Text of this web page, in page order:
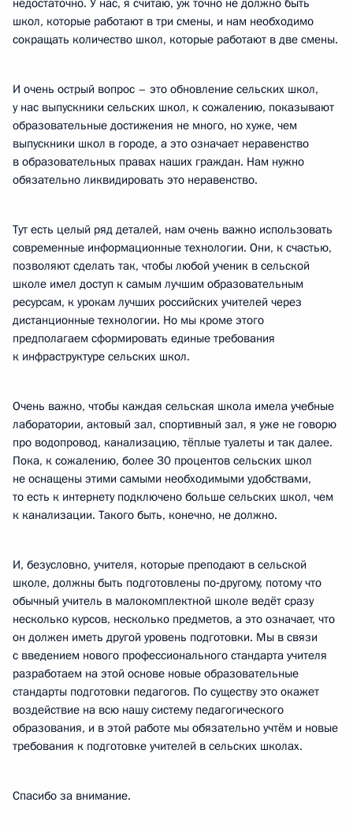
недостаточно. У нас, я считаю, уж точно не должно быть
школ, которые работают в три смены, и нам необходимо
сокращать количество школ, которые работают в две смены.
И очень острый вопрос – это обновление сельских школ,
у нас выпускники сельских школ, к сожалению, показывают
образовательные достижения не много, но хуже, чем
выпускники школ в городе, а это означает неравенство
в образовательных правах наших граждан. Нам нужно
обязательно ликвидировать это неравенство.
Тут есть целый ряд деталей, нам очень важно использовать
современные информационные технологии. Они, к счастью,
позволяют сделать так, чтобы любой ученик в сельской
школе имел доступ к самым лучшим образовательным
ресурсам, к урокам лучших российских учителей через
дистанционные технологии. Но мы кроме этого
предполагаем сформировать единые требования
к инфраструктуре сельских школ.
Очень важно, чтобы каждая сельская школа имела учебные
лаборатории, актовый зал, спортивный зал, я уже не говорю
про водопровод, канализацию, тёплые туалеты и так далее.
Пока, к сожалению, более 30 процентов сельских школ
не оснащены этими самыми необходимыми удобствами,
то есть к интернету подключено больше сельских школ, чем
к канализации. Такого быть, конечно, не должно.
И, безусловно, учителя, которые преподают в сельской
школе, должны быть подготовлены по‑другому, потому что
обычный учитель в малокомплектной школе ведёт сразу
несколько курсов, несколько предметов, а это означает, что
он должен иметь другой уровень подготовки. Мы в связи
с введением нового профессионального стандарта учителя
разработаем на этой основе новые образовательные
стандарты подготовки педагогов. По существу это окажет
воздействие на всю нашу систему педагогического
образования, и в этой работе мы обязательно учтём и новые
требования к подготовке учителей в сельских школах.
Спасибо за внимание.